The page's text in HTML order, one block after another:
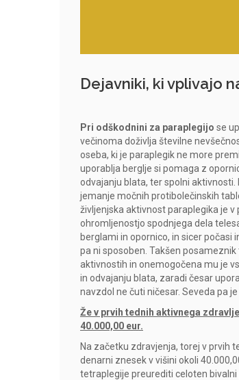
Dejavniki, ki vplivajo
Pri odškodnini za paraplegijo se
večinoma doživlja številne
oseba, ki je paraplegik ne more
uporablja berglje si pomaga z
odvajanju blata, ter spolni
jemanje močnih protibolečinskih
življenjska aktivnost paraplegika je v
ohromljenostjo spodnjega dela
berglami in opornico, in sicer počasi
pa ni sposoben. Takšen
aktivnostih in onemogočena mu je
in odvajanju blata, zaradi česar
navzdol ne čuti ničesar. Seveda pa
Že v prvih tednih aktivnega
40.000,00 eur.
Na začetku zdravjenja, torej v prvih
denarni znesek v višini okoli
tetraplegije preurediti celoten